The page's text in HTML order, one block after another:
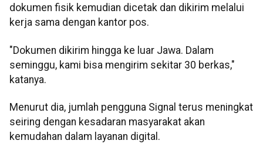
dokumen fisik kemudian dicetak dan dikirim melalui
kerja sama dengan kantor pos.
"Dokumen dikirim hingga ke luar Jawa. Dalam
seminggu, kami bisa mengirim sekitar 30 berkas,"
katanya.
Menurut dia, jumlah pengguna Signal terus meningkat
seiring dengan kesadaran masyarakat akan
kemudahan dalam layanan digital.